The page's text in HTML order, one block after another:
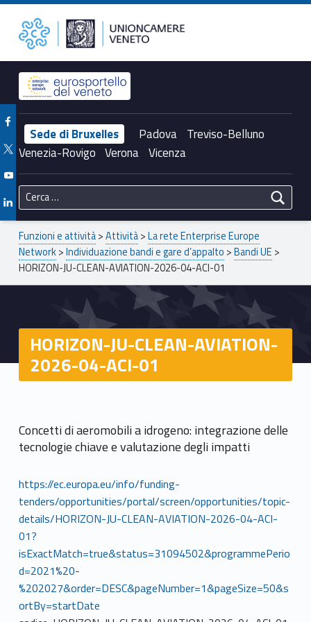
HORIZON-JU-CLEAN-AVIATION-2026-04-ACI-01 – Unioncamere del Veneto Unioncamere del Veneto
Header info sidebar
Sede di Bruxelles Padova Treviso-Belluno
Venezia-Rovigo Verona Vicenza
Facebook Unioncamere Veneto
Twitter Unioncamere Veneto
Youtube Unioncamere Veneto
Linkedin Unioncamere Veneto
Ricerca per:
Breadcrumbs navigation
Funzioni e attività>Attività>La rete Enterprise Europe
Network>Individuazione bandi e gare d’appalto >Bandi UE >
HORIZON-JU-CLEAN-AVIATION-2026-04-ACI-01
HORIZON-JU-CLEAN-AVIATION-
2026-04-ACI-01
Concetti di aeromobili a idrogeno: integrazione delle
tecnologie chiave e valutazione degli impatti
https://ec.europa.eu/info/funding-
tenders/opportunities/portal/screen/opportunities/topic-
details/HORIZON-JU-CLEAN-AVIATION-2026-04-ACI-
01?
isExactMatch=true&status=31094502&programmePerio
d=2021%20-
%202027&order=DESC&pageNumber=1&pageSize=50&s
ortBy=startDate